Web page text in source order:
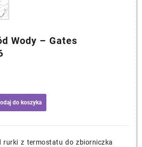
Wody – Gates
do koszyka
rurki z termostatu do zbiorniczka